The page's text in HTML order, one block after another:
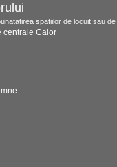
spatiilor de locuit sau
centrale Calor